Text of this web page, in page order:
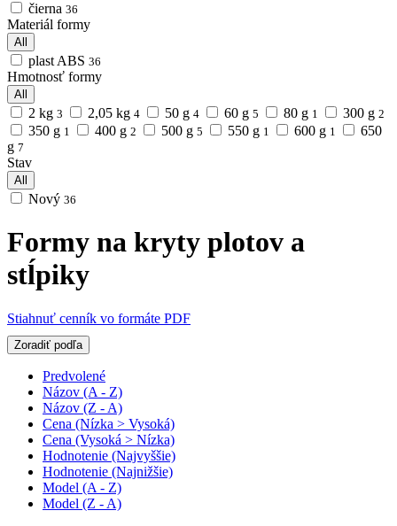
čierna 36
Materiál formy
All
plast ABS 36
Hmotnosť formy
All
2 kg 3 2,05 kg 4 50 g 4 60 g 5 80 g 1 300 g 2
350 g 1 400 g 2 500 g 5 550 g 1 600 g 1
650
g 7
Stav
All
Nový 36
Formy na kryty plotov a
stĺpiky
Stiahnuť cenník vo formáte PDF
Zoradiť podľa
Predvolené
Názov (A - Z)
Názov (Z - A)
Cena (Nízka > Vysoká)
Cena (Vysoká > Nízka)
Hodnotenie (Najvyššie)
Hodnotenie (Najnižšie)
Model (A - Z)
Model (Z - A)